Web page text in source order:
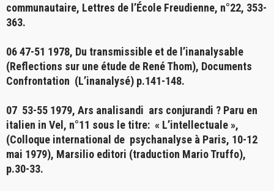
communautaire, Lettres de l’École Freudienne, n°22, 353-
363.
06 47-51 1978, Du transmissible et de l’inanalysable
(Reflections sur une étude de René Thom), Documents
Confrontation (L’inanalysé) p.141-148.
07 53-55 1979, Ars analisandi ars conjurandi ? Paru en
italien in Vel, n°11 sous le titre: « L’intellectuale »,
(Colloque international de psychanalyse à Paris, 10-12
mai 1979), Marsilio editori (traduction Mario Truffo),
p.30-33.